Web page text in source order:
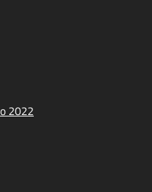
2022